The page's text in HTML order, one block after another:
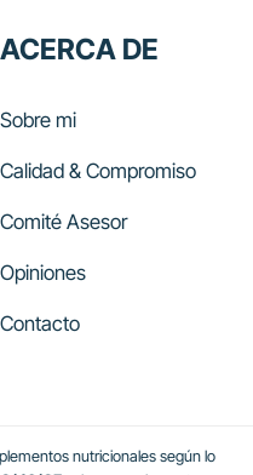
ACERCA DE
Sobre mi
Calidad & Compromiso
Comité Asesor
Opiniones
Contacto
nutricionales según lo